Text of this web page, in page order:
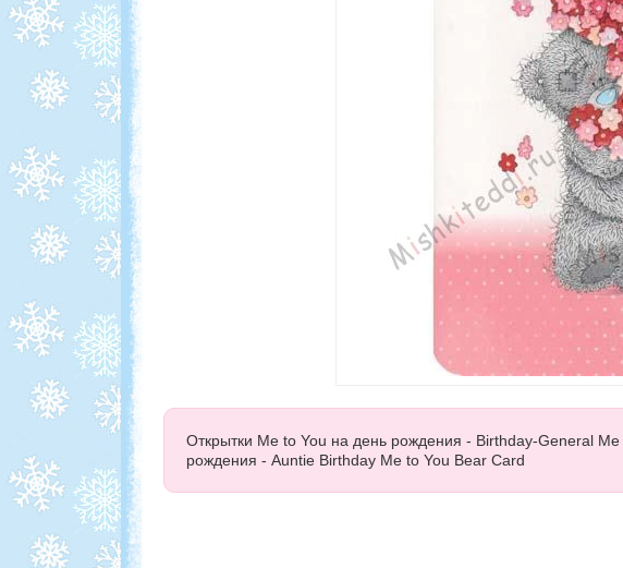
Открытки Me to You на день рождения - Birthday-General
рождения - Auntie Birthday Me to You Bear Card